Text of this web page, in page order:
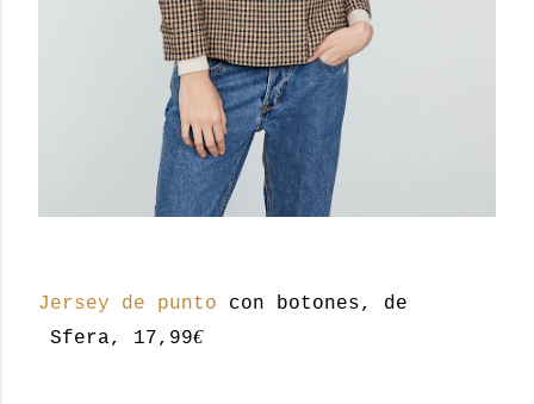
Jersey de punto con botones, de
Sfera, 17,99€